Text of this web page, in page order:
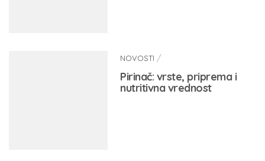
NOVOSTI /
Pirinač: vrste, priprema i
nutritivna vrednost